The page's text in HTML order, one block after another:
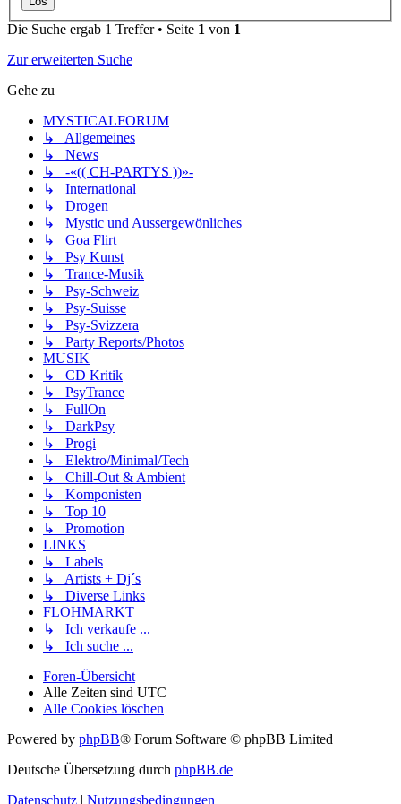
Die Suche ergab 1 Treffer • Seite 1 von 1
Zur erweiterten Suche
Gehe zu
MYSTICALFORUM
↳ Allgemeines
↳ News
↳ -«(( CH-PARTYS ))»-
↳ International
↳ Drogen
↳ Mystic und Aussergewönliches
↳ Goa Flirt
↳ Psy Kunst
↳ Trance-Musik
↳ Psy-Schweiz
↳ Psy-Suisse
↳ Psy-Svizzera
↳ Party Reports/Photos
MUSIK
↳ CD Kritik
↳ PsyTrance
↳ FullOn
↳ DarkPsy
↳ Progi
↳ Elektro/Minimal/Tech
↳ Chill-Out & Ambient
↳ Komponisten
↳ Top 10
↳ Promotion
LINKS
↳ Labels
↳ Artists + Dj´s
↳ Diverse Links
FLOHMARKT
↳ Ich verkaufe ...
↳ Ich suche ...
Foren-Übersicht
Alle Zeiten sind UTC
Alle Cookies löschen
Powered by phpBB® Forum Software © phpBB Limited
Deutsche Übersetzung durch phpBB.de
Datenschutz
Nutzungsbedingungen